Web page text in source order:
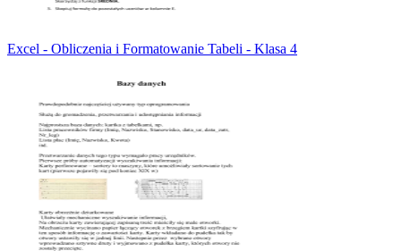
Excel - Obliczenia i Formatowanie Tabeli - Klasa 4